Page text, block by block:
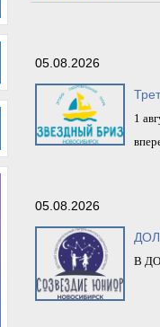
05.08.2026
1
05.08.2026
В